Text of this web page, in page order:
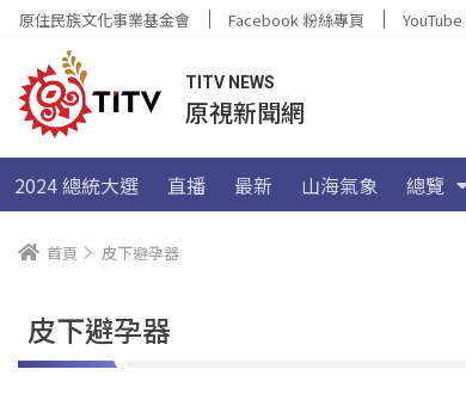
原住民族文化事業基金會 Facebook 粉絲專頁
TITV NEWS
原視新聞網
2024 總統大選 直播 最新 山海氣象 總覽
首頁 皮下避孕器
皮下避孕器